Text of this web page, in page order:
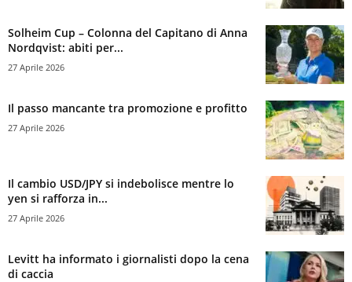
Solheim Cup – Colonna del Capitano di Anna
Nordqvist: abiti per...
27 Aprile 2026
Il passo mancante tra promozione e profitto
27 Aprile 2026
Il cambio USD/JPY si indebolisce mentre lo
yen si rafforza in...
27 Aprile 2026
Levitt ha informato i giornalisti dopo la cena
di caccia